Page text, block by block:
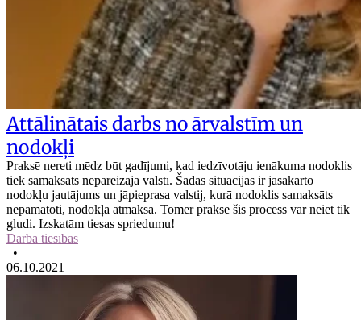
Attālinātais darbs no ārvalstīm un
nodokļi
Praksē nereti mēdz būt gadījumi, kad iedzīvotāju ienākuma nodoklis
tiek samaksāts nepareizajā valstī. Šādās situācijās ir jāsakārto
nodokļu jautājums un jāpieprasa valstij, kurā nodoklis samaksāts
nepamatoti, nodokļa atmaksa. Tomēr praksē šis process var neiet tik
gludi. Izskatām tiesas spriedumu!
Darba tiesības
•
06.10.2021